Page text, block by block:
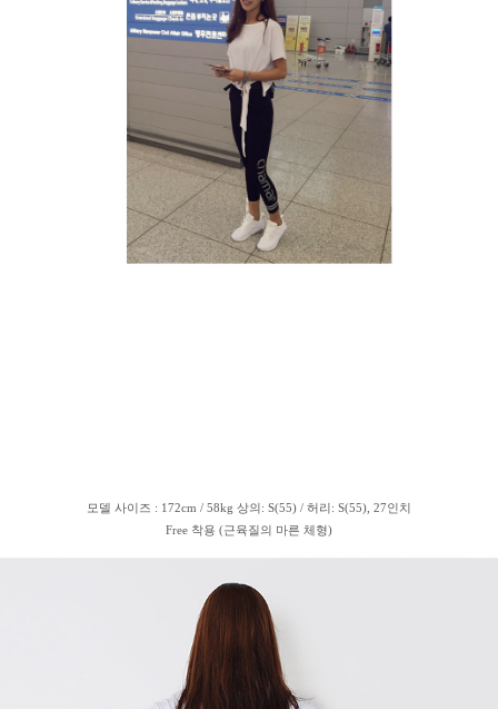
모델 사이즈 : 172cm / 58kg 상의: S(55) / 허리: S(55), 27인치
Free 착용 (근육질의 마른 체형)